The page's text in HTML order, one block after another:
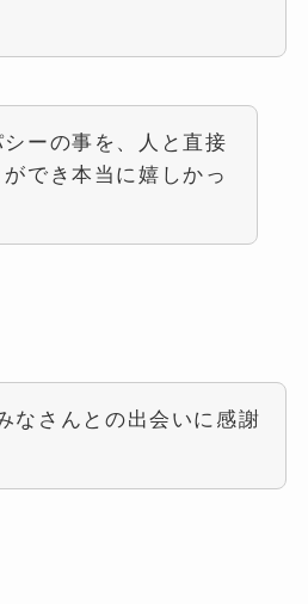
シーの事を、人と直接
でき本当に嬉しかっ
なさんとの出会いに感謝